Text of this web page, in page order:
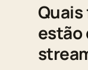
Quais
estão